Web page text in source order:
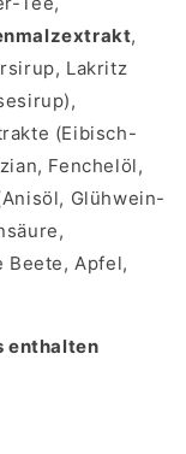
,
Lakritz
(Eibisch-
Fenchelöl,
Glühwein-
Beete, Apfel,
enthalten